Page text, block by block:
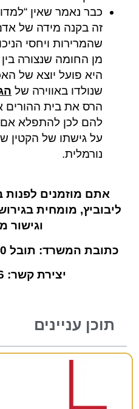
כבר נאמר שאין
זה בקנה מידה של אדם
שהמרירות ויחסי
מן החומה שנצורה
היא פועל יוצא של
שנולדו באווירה של
הרס את בית
להם לכן להתפלא
על גישתו של הקטין
נורמלית.
אתם מוזמנים לפנות
ליבוביץ, מומחית
וגישור
כתובת המשרד: תובל 40, מגדל ספיר, רמת גן
יצירת קשר: 03-6969916
תוכן עניינים